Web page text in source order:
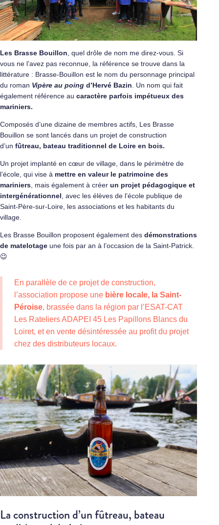
Les Brasse Bouillon , quel drôle de nom me direz-vous. Si
vous ne l’avez pas reconnue, la référence se trouve dans la
littérature : Brasse-Bouillon est le nom du personnage principal
du roman Vipère au poing d’Hervé Bazin . Un nom qui fait
également référence au caractère parfois impétueux des
mariniers.
Composés d’une dizaine de membres actifs, Les Brasse
Bouillon se sont lancés dans un projet de construction
d’un fûtreau, bateau traditionnel de Loire en bois.
Un projet implanté en cœur de village, dans le périmètre de
l’école, qui vise à mettre en valeur le patrimoine des
mariniers , mais également à créer un projet pédagogique et
intergénérationnel , avec les élèves de l’école publique de
Saint-Père-sur-Loire, les associations et les habitants du
village.
Les Brasse Bouillon proposent également des démonstrations
de matelotage une fois par an à l’occasion de la Saint-Patrick.
😉
En parallèle de ce projet de construction,
l’association propose une bière locale, la Saint-
Péroise, brassée dans la région par l’ESAT-CAT
Les Rateliers ADAPEI 45 Les Papillons Blancs du
Loiret, et en vente désintéressée au profit du projet
chez des distributeurs locaux.
La construction d’un fûtreau, bateau